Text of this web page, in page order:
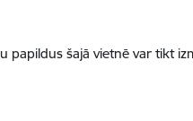
šajā vietnē var tikt